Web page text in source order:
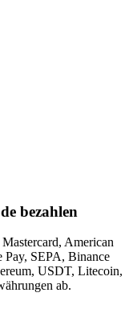
bezahlen
American
Pay, SEPA, Binance
USDT, Litecoin,
ab.